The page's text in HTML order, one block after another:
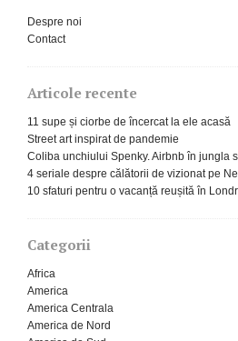
Despre noi
Contact
Articole recente
11 supe și ciorbe de încercat la ele acasă
Street art inspirat de pandemie
Coliba unchiului Spenky. Airbnb în jungla
4 seriale despre călătorii de vizionat pe
10 sfaturi pentru o vacanță reușită în
Categorii
Africa
America
America Centrala
America de Nord